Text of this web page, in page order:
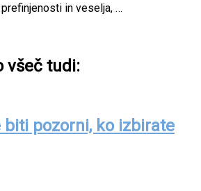
in veselja, …
všeč tudi:
biti pozorni, ko izbirate